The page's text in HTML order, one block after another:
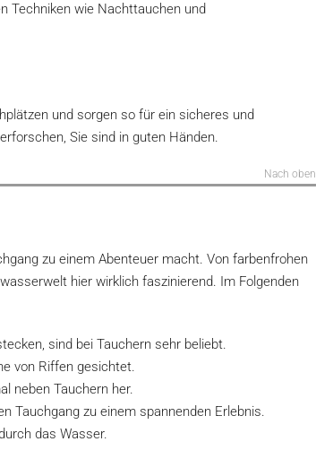
Techniken wie Nachttauchen und
und sorgen so für ein sicheres und
Sie sind in guten Händen.
Nach oben
zu einem Abenteuer macht. Von farbenfrohen
hier wirklich faszinierend. Im Folgenden
sind bei Tauchern sehr beliebt.
von Riffen gesichtet.
neben Tauchern her.
Tauchgang zu einem spannenden Erlebnis.
das Wasser.